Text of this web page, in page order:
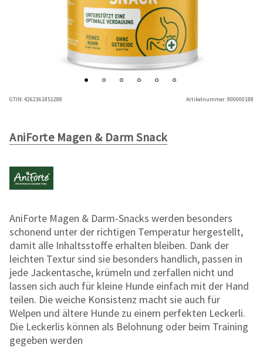
GTIN:4262361851288 Artikelnummer:900000188
AniForte Magen & Darm Snack
AniForte Magen & Darm-Snacks werden besonders
schonend unter der richtigen Temperatur hergestellt,
damit alle Inhaltsstoffe erhalten bleiben. Dank der
leichten Textur sind sie besonders handlich, passen in
jede Jackentasche, krümeln und zerfallen nicht und
lassen sich auch für kleine Hunde einfach mit der Hand
teilen. Die weiche Konsistenz macht sie auch für
Welpen und ältere Hunde zu einem perfekten Leckerli.
Die Leckerlis können als Belohnung oder beim Training
gegeben werden